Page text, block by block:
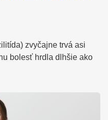
zvyčajne trvá asi
bolesť hrdla dlhšie ako